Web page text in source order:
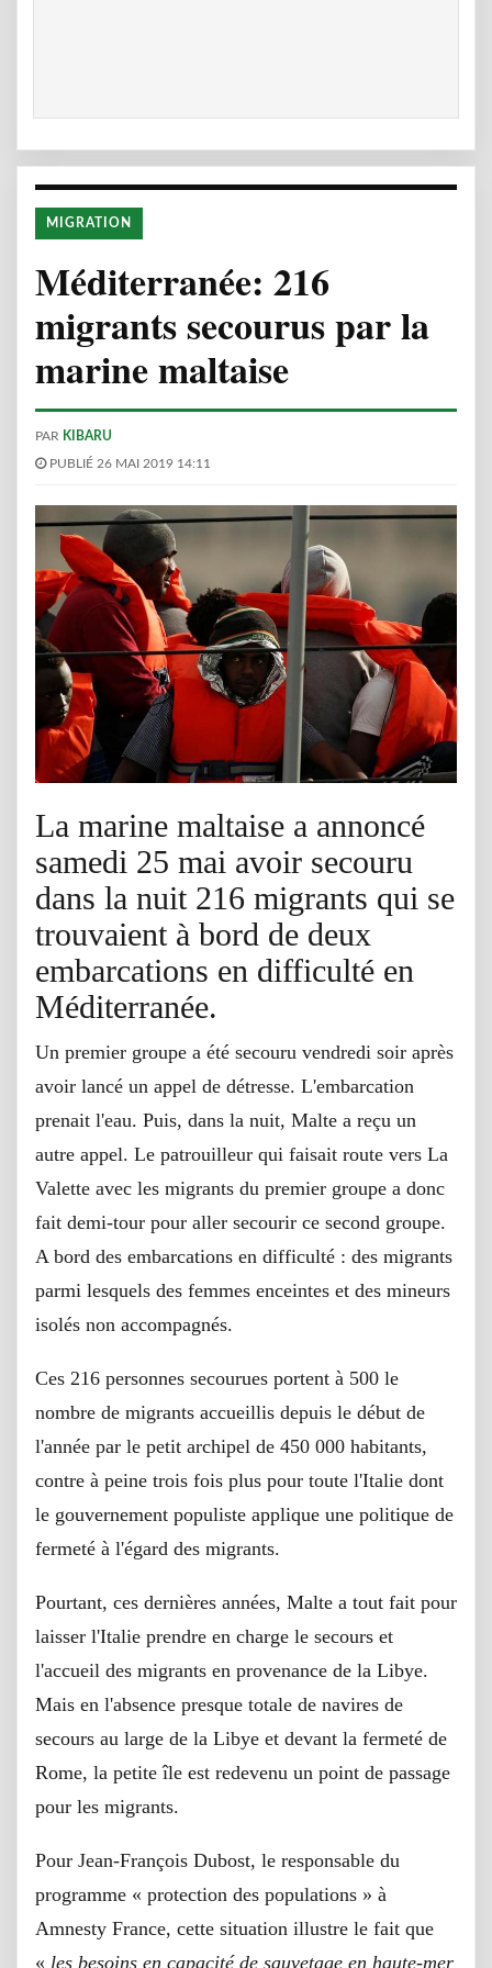
MIGRATION
Méditerranée: 216
migrants secourus par la
marine maltaise
PAR KIBARU
PUBLIÉ 26 MAI 2019 14:11
La marine maltaise a annoncé
samedi 25 mai avoir secouru
dans la nuit 216 migrants qui se
trouvaient à bord de deux
embarcations en difficulté en
Méditerranée.
Un premier groupe a été secouru vendredi soir après
avoir lancé un appel de détresse. L'embarcation
prenait l'eau. Puis, dans la nuit, Malte a reçu un
autre appel. Le patrouilleur qui faisait route vers La
Valette avec les migrants du premier groupe a donc
fait demi-tour pour aller secourir ce second groupe.
A bord des embarcations en difficulté : des migrants
parmi lesquels des femmes enceintes et des mineurs
isolés non accompagnés.
Ces 216 personnes secourues portent à 500 le
nombre de migrants accueillis depuis le début de
l'année par le petit archipel de 450 000 habitants,
contre à peine trois fois plus pour toute l'Italie dont
le gouvernement populiste applique une politique de
fermeté à l'égard des migrants.
Pourtant, ces dernières années, Malte a tout fait pour
laisser l'Italie prendre en charge le secours et
l'accueil des migrants en provenance de la Libye.
Mais en l'absence presque totale de navires de
secours au large de la Libye et devant la fermeté de
Rome, la petite île est redevenu un point de passage
pour les migrants.
Pour Jean-François Dubost, le responsable du
programme « protection des populations » à
Amnesty France, cette situation illustre le fait que
« les besoins en capacité de sauvetage en haute-mer